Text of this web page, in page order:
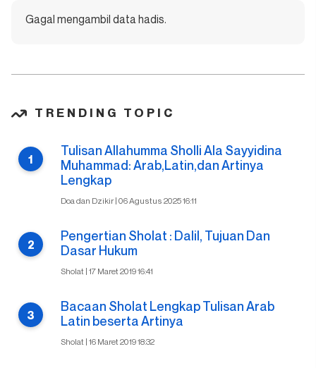
Gagal mengambil data hadis.
TRENDING TOPIC
Tulisan Allahumma Sholli Ala Sayyidina
Muhammad: Arab,Latin,dan Artinya
Lengkap
Doa dan Dzikir | 06 Agustus 2025 16:11
Pengertian Sholat : Dalil, Tujuan Dan
Dasar Hukum
Sholat | 17 Maret 2019 16:41
Bacaan Sholat Lengkap Tulisan Arab
Latin beserta Artinya
Sholat | 16 Maret 2019 18:32